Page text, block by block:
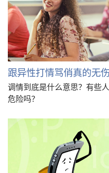
跟异性打情骂俏真的无
调情到底是什么意思？有些
危险吗？